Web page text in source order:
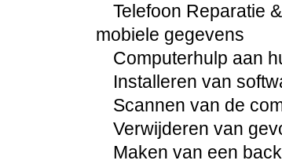
Telefoon Reparatie
mobiele gegevens
Computerhulp aan
Installeren van
Scannen van de
Verwijderen van
Maken van een